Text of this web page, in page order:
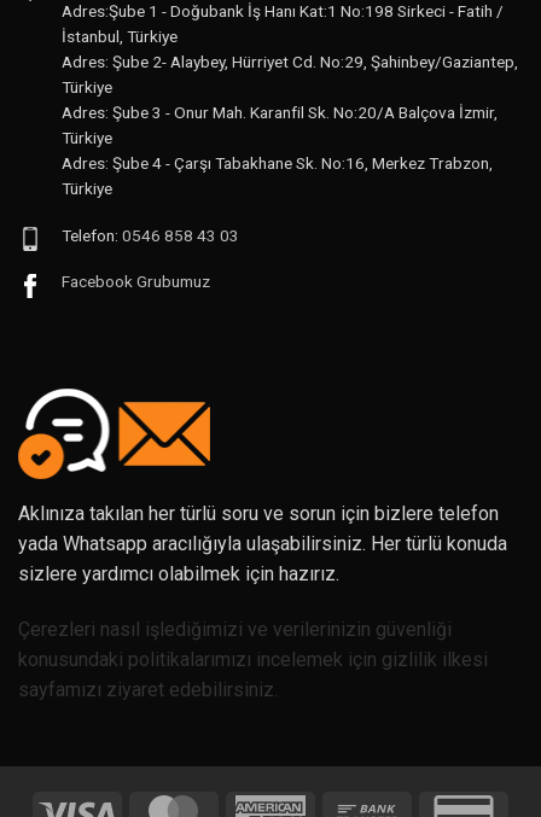
Adres:Şube 1 - Doğubank İş Hanı Kat:1 No:198 Sirkeci - Fatih /
İstanbul, Türkiye
Adres: Şube 2- Alaybey, Hürriyet Cd. No:29, Şahinbey/Gaziantep,
Türkiye
Adres: Şube 3 - Onur Mah. Karanfil Sk. No:20/A Balçova İzmir,
Türkiye
Adres: Şube 4 - Çarşı Tabakhane Sk. No:16, Merkez Trabzon,
Türkiye
Telefon: 0546 858 43 03
Facebook Grubumuz
Aklınıza takılan her türlü soru ve sorun için bizlere telefon
yada Whatsapp aracılığıyla ulaşabilirsiniz. Her türlü konuda
sizlere yardımcı olabilmek için hazırız.
Çerezleri nasıl işlediğimizi ve verilerinizin güvenliği
konusundaki politikalarımızı incelemek için gizlilik ilkesi
sayfamızı ziyaret edebilirsiniz.
MasterCard American Bank